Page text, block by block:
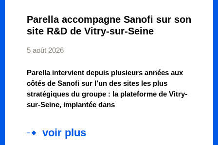
Parella accompagne Sanofi sur son
site R&D de Vitry-sur-Seine
5 août 2026
Parella intervient depuis plusieurs années aux
côtés de Sanofi sur l’un des sites les plus
stratégiques du groupe : la plateforme de Vitry-
sur-Seine, implantée dans
voir plus